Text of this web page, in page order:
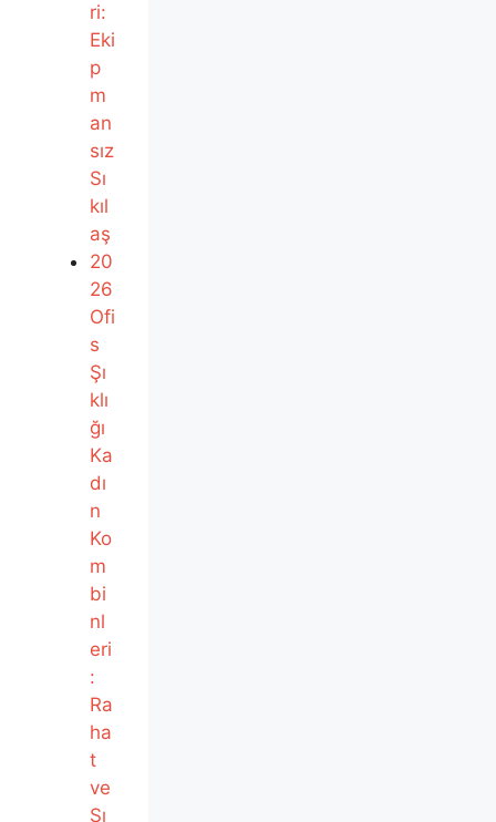
ri:
Eki
p
m
an
sız
Sı
kıl
aş
20
26
Ofi
s
Şı
klı
ğı
Ka
dı
n
Ko
m
bi
nl
eri
:
Ra
ha
t
ve
Şı